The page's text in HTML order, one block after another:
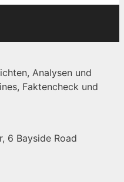
Analysen und
Faktencheck und
6 Bayside Road